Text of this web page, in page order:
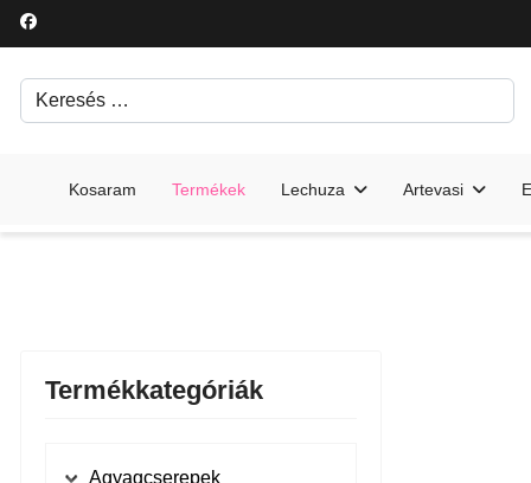
Keresés
Kosaram Termékek Lechuza Artevasi
Termékkategóriák
Agyagcserepek